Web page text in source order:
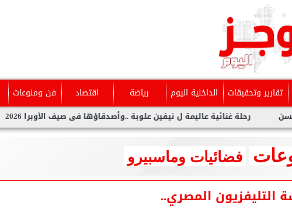
تقارير وتحقيقات الداخلية اليوم رياضة اقتصاد فن ومنوعات
رحلة غنائية عاليمة ل نيفين علوبة ..وأصدقاؤها فى صيف الأوبرا 2026
فضائيات وماسبيرو
المصري..